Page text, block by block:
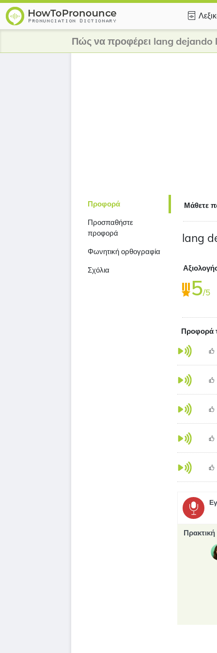
Πώς να προφέρει lang dejando
Προφορά
Προσπαθήστε
προφορά
Φωνητική ορθογραφία
Σχόλια
Μάθετε
lang
5/5
Προφορά
Πρακτική